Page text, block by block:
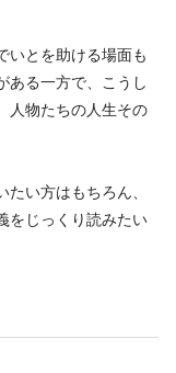
いとを助ける場面も
ある一方で、こうし
人物たちの人生その
い方はもちろん、
をじっくり読みたい